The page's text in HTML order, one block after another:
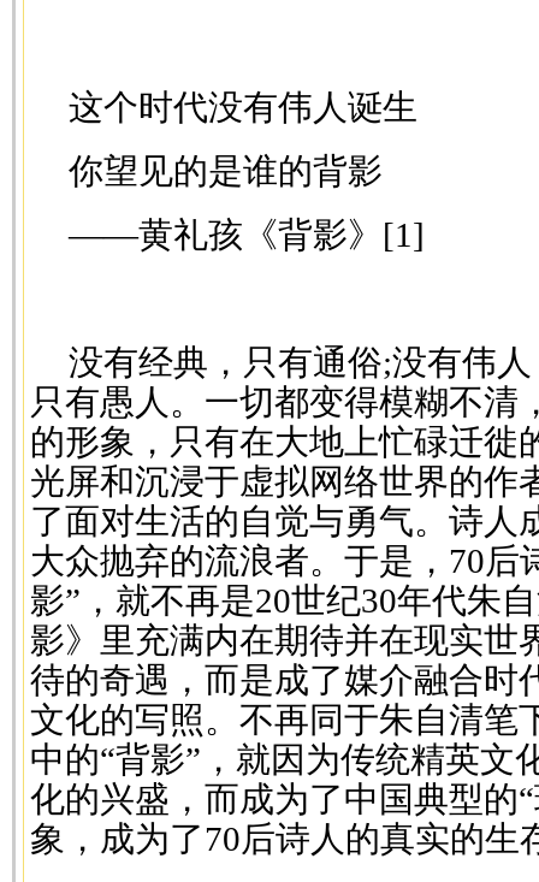
这个时代没有伟人诞生
你望见的是谁的背影
——黄礼孩《背影》[1]
没有经典，只有通俗;没有伟
只有愚人。一切都变得模糊不清
的形象，只有在大地上忙碌迁徙
光屏和沉浸于虚拟网络世界的作
了面对生活的自觉与勇气。诗人
大众抛弃的流浪者。于是，70后
影”，就不再是20世纪30年代朱
影》里充满内在期待并在现实世
待的奇遇，而是成了媒介融合时
文化的写照。不再同于朱自清笔
中的“背影”，就因为传统精英文
化的兴盛，而成为了中国典型的
象，成为了70后诗人的真实的生